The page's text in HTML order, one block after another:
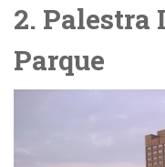
2.
Parque